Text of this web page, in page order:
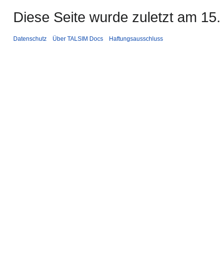
Diese Seite wurde zuletzt am
Datenschutz Über TALSIM Docs Haftungsausschluss